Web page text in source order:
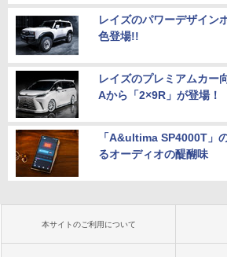
レイズのパワーデザイン
色登場!!
レイズのプレミアムカー
Aから「2×9R」が登場！
「A&ultima SP4000T」
るオーディオの醍醐味
本サイトのご利用について